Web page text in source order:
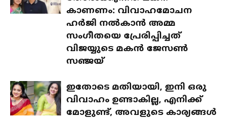
കാണണം: വിവാഹമോചന
ഹർജി നൽകാൻ അമ്മ
സംഗീതയെ പ്രേരിപ്പിച്ചത്
വിജയ്യുടെ മകൻ ജേസൺ
സഞ്ജയ്
ഇതോടെ മതിയായി, ഇനി ഒരു
വിവാഹം ഉണ്ടാകില്ല, എനിക്ക്
മോളുണ്ട്, അവളുടെ കാര്യങ്ങൾ